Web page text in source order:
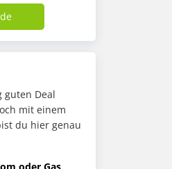
Deal
mit einem
du hier genau